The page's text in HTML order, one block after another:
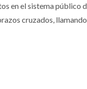
en el sistema público
cruzados,